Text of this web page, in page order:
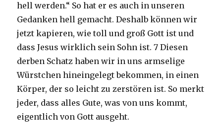
hell werden.“ So hat er es auch in unseren
Gedanken hell gemacht. Deshalb können wir
jetzt kapieren, wie toll und groß Gott ist und
dass Jesus wirklich sein Sohn ist. 7 Diesen
derben Schatz haben wir in uns armselige
Würstchen hineingelegt bekommen, in einen
Körper, der so leicht zu zerstören ist. So merkt
jeder, dass alles Gute, was von uns kommt,
eigentlich von Gott ausgeht.